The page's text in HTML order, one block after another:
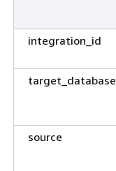
integration_id
target_database
source